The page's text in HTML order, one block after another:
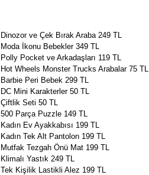
Dinozor ve Çek Bırak Araba 249 TL
Moda İkonu Bebekler 349 TL
Polly Pocket ve Arkadaşları 119 TL
Hot Wheels Monster Trucks Arabalar 75 TL
Barbie Peri Bebek 299 TL
DC Mini Karakterler 50 TL
Çiftlik Seti 50 TL
500 Parça Puzzle 149 TL
Kadın Ev Ayakkabısı 199 TL
Kadın Tek Alt Pantolon 199 TL
Mutfak Tezgah Önü Mat 199 TL
Klimalı Yastık 249 TL
Tek Kişilik Lastikli Alez 199 TL